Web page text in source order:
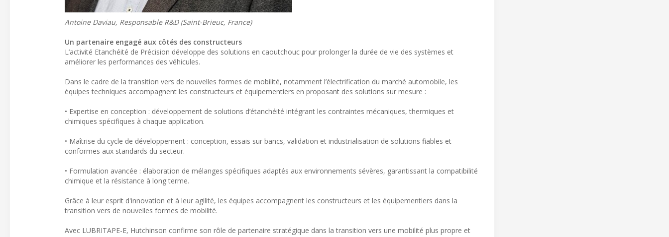
Antoine Daviau, Responsable R&D (Saint-Brieuc, France)
Un partenaire engagé aux côtés des constructeurs
L’activité Etanchéité de Précision développe des solutions en caoutchouc pour prolonger la durée de vie des systèmes et
améliorer les performances des véhicules.
Dans le cadre de la transition vers de nouvelles formes de mobilité, notamment l’électrification du marché automobile, les
équipes techniques accompagnent les constructeurs et équipementiers en proposant des solutions sur mesure :
• Expertise en conception : développement de solutions d’étanchéité intégrant les contraintes mécaniques, thermiques et
chimiques spécifiques à chaque application.
• Maîtrise du cycle de développement : conception, essais sur bancs, validation et industrialisation de solutions fiables et
conformes aux standards du secteur.
• Formulation avancée : élaboration de mélanges spécifiques adaptés aux environnements sévères, garantissant la compatibilité
chimique et la résistance à long terme.
Grâce à leur esprit d'innovation et à leur agilité, les équipes accompagnent les constructeurs et les équipementiers dans la
transition vers de nouvelles formes de mobilité.
Avec LUBRITAPE-E, Hutchinson confirme son rôle de partenaire stratégique dans la transition vers une mobilité plus propre et